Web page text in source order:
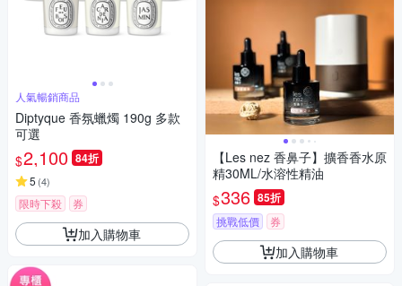
人氣暢銷商品
Diptyque 香氛蠟燭 190g 多款
可選
$2,100 84折
5 (4)
限時下殺 券
加入購物車
【Les nez 香鼻子】擴香香水原
精30ML/水溶性精油
$336 85折
挑戰低價 券
加入購物車